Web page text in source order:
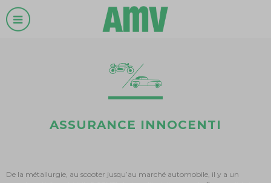
ASSURANCE INNOCENTI
De la métallurgie, au scooter jusqu’au marché automobile, il y a un